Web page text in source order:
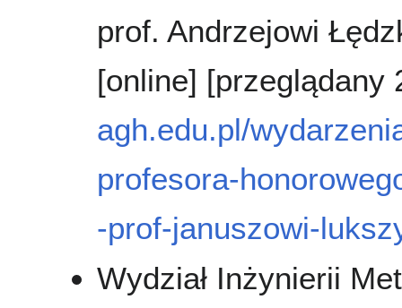
prof. Andrzejowi
[online]
agh.edu.pl/
profesora-
-prof-januszowi-
Wydział Inżynierii